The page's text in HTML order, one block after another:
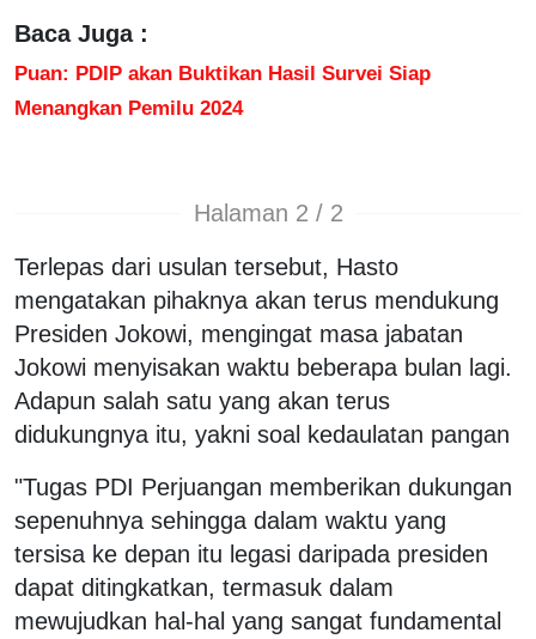
Baca Juga :
Puan: PDIP akan Buktikan Hasil Survei Siap
Menangkan Pemilu 2024
Halaman 2 / 2
Terlepas dari usulan tersebut, Hasto
mengatakan pihaknya akan terus mendukung
Presiden Jokowi, mengingat masa jabatan
Jokowi menyisakan waktu beberapa bulan lagi.
Adapun salah satu yang akan terus
didukungnya itu, yakni soal kedaulatan pangan
"Tugas PDI Perjuangan memberikan dukungan
sepenuhnya sehingga dalam waktu yang
tersisa ke depan itu legasi daripada presiden
dapat ditingkatkan, termasuk dalam
mewujudkan hal-hal yang sangat fundamental